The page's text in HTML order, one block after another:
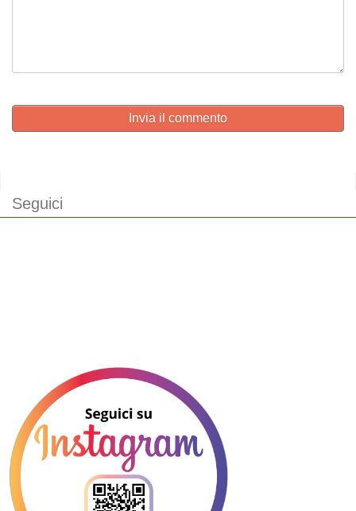
Invia il commento
Seguici